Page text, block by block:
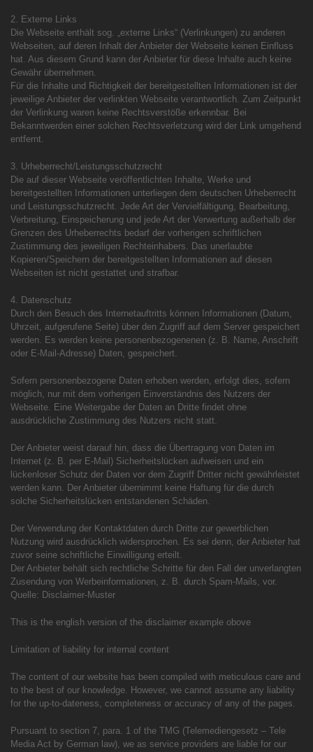
2. Externe Links
Die Webseite enthält sog. „externe Links“ (Verlinkungen) zu anderen
Webseiten, auf deren Inhalt der Anbieter der Webseite keinen Einfluss
hat. Aus diesem Grund kann der Anbieter für diese Inhalte auch keine
Gewähr übernehmen.
Für die Inhalte und Richtigkeit der bereitgestellten Informationen ist der
jeweilige Anbieter der verlinkten Webseite verantwortlich. Zum Zeitpunkt
der Verlinkung waren keine Rechtsverstöße erkennbar. Bei
Bekanntwerden einer solchen Rechtsverletzung wird der Link umgehend
entfernt.
3. Urheberrecht/Leistungsschutzrecht
Die auf dieser Webseite veröffentlichten Inhalte, Werke und
bereitgestellten Informationen unterliegen dem deutschen Urheberrecht
und Leistungsschutzrecht. Jede Art der Vervielfältigung, Bearbeitung,
Verbreitung, Einspeicherung und jede Art der Verwertung außerhalb der
Grenzen des Urheberrechts bedarf der vorherigen schriftlichen
Zustimmung des jeweiligen Rechteinhabers. Das unerlaubte
Kopieren/Speichern der bereitgestellten Informationen auf diesen
Webseiten ist nicht gestattet und strafbar.
4. Datenschutz
Durch den Besuch des Internetauftritts können Informationen (Datum,
Uhrzeit, aufgerufene Seite) über den Zugriff auf dem Server gespeichert
werden. Es werden keine personenbezogenenen (z. B. Name, Anschrift
oder E-Mail-Adresse) Daten, gespeichert.
Sofern personenbezogene Daten erhoben werden, erfolgt dies, sofern
möglich, nur mit dem vorherigen Einverständnis des Nutzers der
Webseite. Eine Weitergabe der Daten an Dritte findet ohne
ausdrückliche Zustimmung des Nutzers nicht statt.
Der Anbieter weist darauf hin, dass die Übertragung von Daten im
Internet (z. B. per E-Mail) Sicherheitslücken aufweisen und ein
lückenloser Schutz der Daten vor dem Zugriff Dritter nicht gewährleistet
werden kann. Der Anbieter übernimmt keine Haftung für die durch
solche Sicherheitslücken entstandenen Schäden.
Der Verwendung der Kontaktdaten durch Dritte zur gewerblichen
Nutzung wird ausdrücklich widersprochen. Es sei denn, der Anbieter hat
zuvor seine schriftliche Einwilligung erteilt.
Der Anbieter behält sich rechtliche Schritte für den Fall der unverlangten
Zusendung von Werbeinformationen, z. B. durch Spam-Mails, vor.
Quelle: Disclaimer-Muster
This is the english version of the disclaimer example obove
Limitation of liability for internal content
The content of our website has been compiled with meticulous care and
to the best of our knowledge. However, we cannot assume any liability
for the up-to-dateness, completeness or accuracy of any of the pages.
Pursuant to section 7, para. 1 of the TMG (Telemediengesetz – Tele
Media Act by German law), we as service providers are liable for our